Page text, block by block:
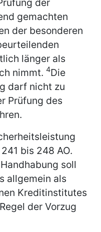
gemachten
der besonderen
länger als
nimmt. 4Die
darf nicht zu
Prüfung des
bis 248 AO.
soll
allgemein als
Kreditinstitutes
der Vorzug